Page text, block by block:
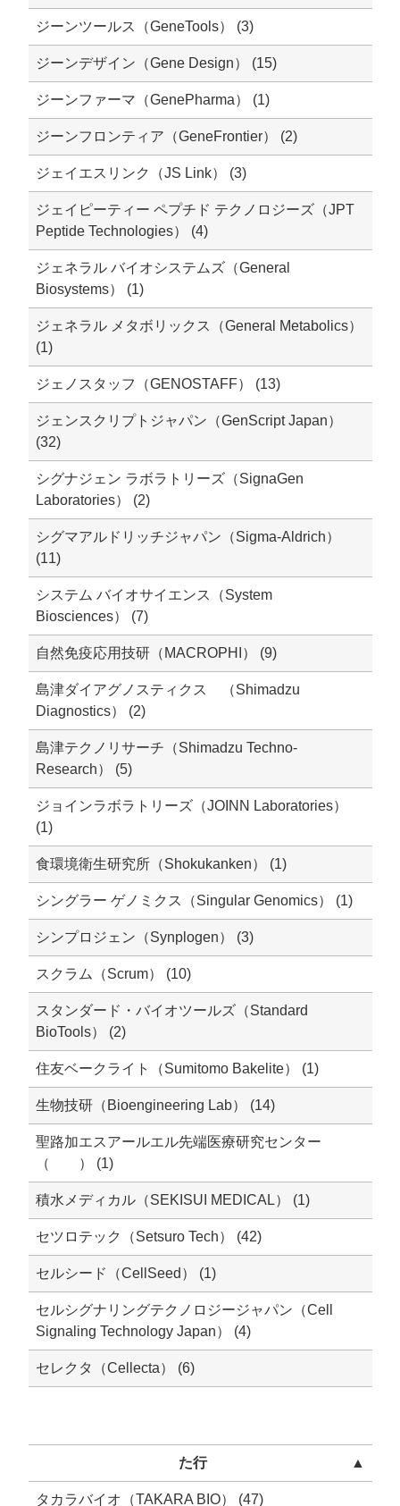
ジーンツールス（GeneTools） (3)
ジーンデザイン（Gene Design） (15)
ジーンファーマ（GenePharma） (1)
ジーンフロンティア（GeneFrontier） (2)
ジェイエスリンク（JS Link） (3)
ジェイピーティー ペプチド テクノロジーズ（JPT
Peptide Technologies） (4)
ジェネラル バイオシステムズ（General
Biosystems） (1)
ジェネラル メタボリックス（General Metabolics）
(1)
ジェノスタッフ（GENOSTAFF） (13)
ジェンスクリプトジャパン（GenScript Japan）
(32)
シグナジェン ラボラトリーズ（SignaGen
Laboratories） (2)
シグマアルドリッチジャパン（Sigma-Aldrich）
(11)
システム バイオサイエンス（System
Biosciences） (7)
自然免疫応用技研（MACROPHI） (9)
島津ダイアグノスティクス （Shimadzu
Diagnostics） (2)
島津テクノリサーチ（Shimadzu Techno-
Research） (5)
ジョインラボラトリーズ（JOINN Laboratories）
(1)
食環境衛生研究所（Shokukanken） (1)
シングラー ゲノミクス（Singular Genomics） (1)
シンプロジェン（Synplogen） (3)
スクラム（Scrum） (10)
スタンダード・バイオツールズ（Standard
BioTools） (2)
住友ベークライト（Sumitomo Bakelite） (1)
生物技研（Bioengineering Lab） (14)
聖路加エスアールエル先端医療研究センター
（ ） (1)
積水メディカル（SEKISUI MEDICAL） (1)
セツロテック（Setsuro Tech） (42)
セルシード（CellSeed） (1)
セルシグナリングテクノロジージャパン（Cell
Signaling Technology Japan） (4)
セレクタ（Cellecta） (6)
た行 ▲
タカラバイオ（TAKARA BIO） (47)